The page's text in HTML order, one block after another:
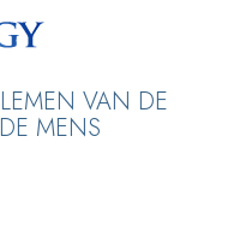
VAN DE
MENS